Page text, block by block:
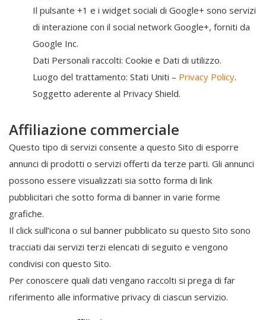
Il pulsante +1 e i widget sociali di Google+ sono servizi
di interazione con il social network Google+, forniti da
Google Inc.
Dati Personali raccolti: Cookie e Dati di utilizzo.
Luogo del trattamento: Stati Uniti – Privacy Policy.
Soggetto aderente al Privacy Shield.
Affiliazione commerciale
Questo tipo di servizi consente a questo Sito di esporre
annunci di prodotti o servizi offerti da terze parti. Gli annunci
possono essere visualizzati sia sotto forma di link
pubblicitari che sotto forma di banner in varie forme
grafiche.
Il click sull’icona o sul banner pubblicato su questo Sito sono
tracciati dai servizi terzi elencati di seguito e vengono
condivisi con questo Sito.
Per conoscere quali dati vengano raccolti si prega di far
riferimento alle informative privacy di ciascun servizio.